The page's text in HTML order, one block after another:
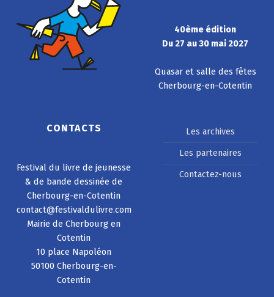
40ème édition
Du 27 au 30 mai 2027
Quasar et salle des fêtes
Cherbourg-en-Cotentin
CONTACTS
Festival du livre de jeunesse
& de bande dessinée de
Cherbourg-en-Cotentin
contact@festivaldulivre.com
Mairie de Cherbourg en
Cotentin
10 place Napoléon
50100 Cherbourg-en-
Cotentin
Les archives
Les partenaires
Contactez-nous